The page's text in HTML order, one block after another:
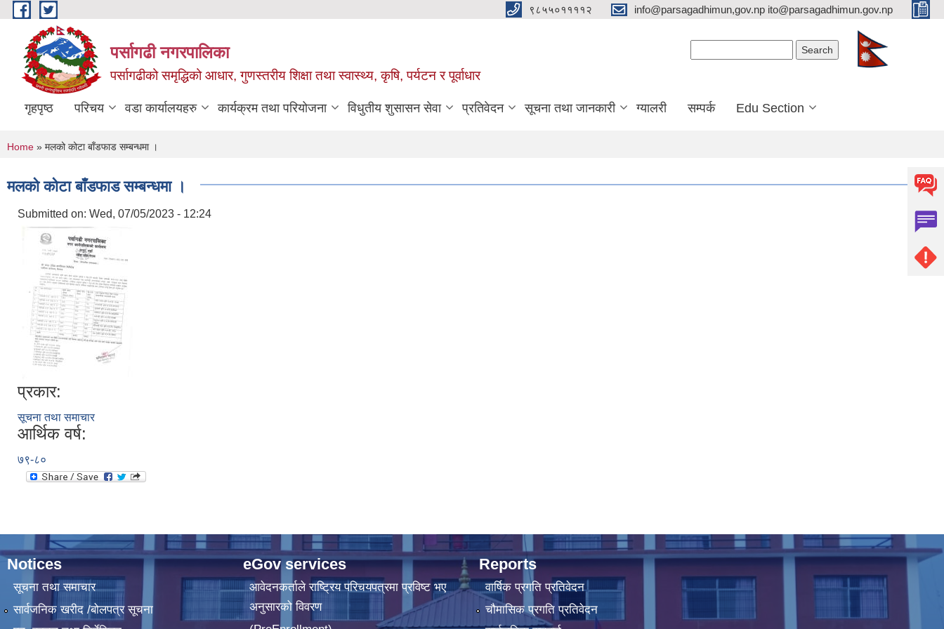
Skip to main content ९८५५०११११२ info@parsagadhimun,gov.np ito@parsagadhimun.gov.np
पर्सागढी नगरपालिका
पर्सागढीको समृद्धिको आधार, गुणस्तरीय शिक्षा तथा स्वास्थ्य, कृषि, पर्यटन र पूर्वाधार
गृहपृष्ठ परिचय वडा कार्यालयहरु कार्यक्रम तथा परियोजना विधुतीय शुसासन सेवा प्रतिवेदन सूचना तथा जानकारी ग्यालरी सम्पर्क Edu Section
You are here
Home » मलको कोटा बाँडफाड सम्बन्धमा ।
मलको कोटा बाँडफाड सम्बन्धमा ।
Submitted on: Wed, 07/05/2023 - 12:24
प्रकार:
सूचना तथा समाचार
आर्थिक वर्ष:
७९-८०
Notices
सूचना तथा समाचार
सार्वजनिक खरीद /बोलपत्र सूचना
eGov services
आवेदनकर्ताले राष्‍ट्रिय परिचयपत्रमा प्रविष्ट भए
अनुसारको विवरण
Reports
वार्षिक प्रगति प्रतिवेदन
चौमासिक प्रगति प्रतिवेदन